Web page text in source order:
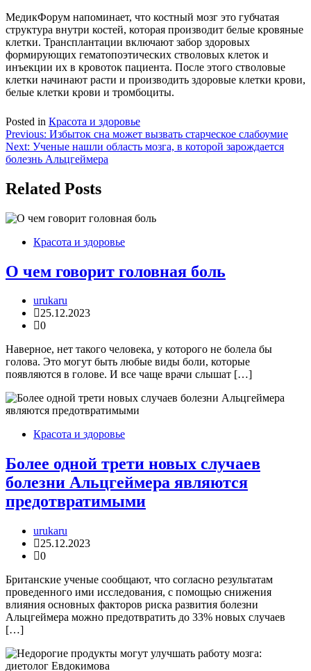
МедикФорум напоминает, что костный мозг это губчатая
структура внутри костей, которая производит белые кровяные
клетки. Трансплантации включают забор здоровых
формирующих гематопоэтических стволовых клеток и
инъекции их в кровоток пациента. После этого стволовые
клетки начинают расти и производить здоровые клетки крови,
белые клетки крови и тромбоциты.
Posted in Красота и здоровье
Навигация
по
Previous: Избыток сна может вызвать старческое слабоумие
Next: Ученые нашли область мозга, в которой зарождается
болезнь Альцгеймера
Related Posts
Красота и здоровье
О чем говорит головная боль
urukaru
25.12.2023
0
Наверное, нет такого человека, у которого не болела бы
голова. Это могут быть любые виды боли, которые
появляются в голове. И все чаще врачи слышат […]
Красота и здоровье
Более одной трети новых случаев
болезни Альцгеймера являются
предотвратимыми
urukaru
25.12.2023
0
Британские ученые сообщают, что согласно результатам
проведенного ими исследования, с помощью снижения
влияния основных факторов риска развития болезни
Альцгеймера можно предотвратить до 33% новых случаев
[…]